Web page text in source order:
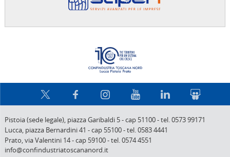
Pistoia (sede legale), piazza Garibaldi 5-cap 51100-tel. 0573 99171
Lucca, piazza Bernardini 41 -cap 55100-tel. 0583 4441
Prato,via Valentini 14-cap 59100-tel. 0574 4551
info@confindustriatoscananord.it